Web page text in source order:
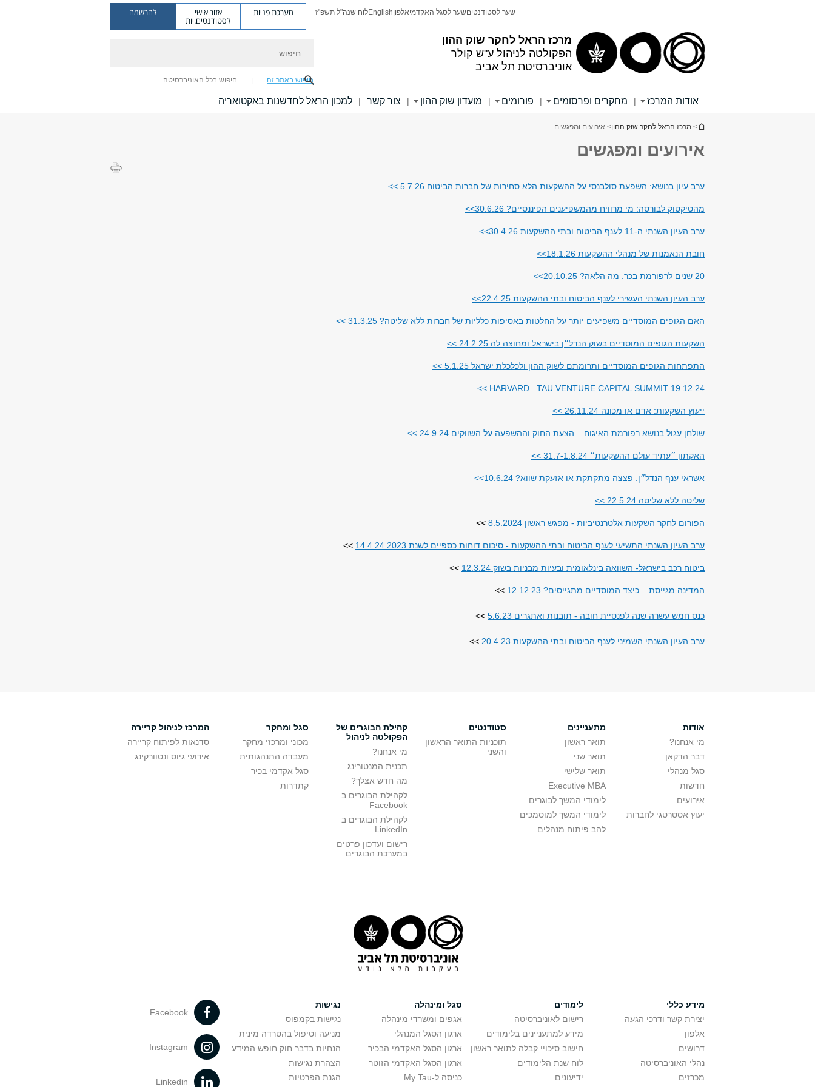
מרכז הראל לחקר שוק ההון
הפקולטה לניהול ע"ש קולר
אוניברסיטת תל אביב
שער לסטודנטיםשער לסגל האקדמיאלפוןEnglishלוח שנה"ל תשפ"ז מערכת פניות אזור אישי
לסטודנטים.יות
להרשמה
חיפוש באתר זה חיפוש בכל האוניברסיטה
אודות המרכז | מחקרים ופרסומים | פורומים | מועדון שוק ההון | צור קשר | למכון הראל לחדשנות באקטואריה
הינך נמצא כאן
> מרכז הראל לחקר שוק ההון> אירועים ומפגשים
אירועים ומפגשים
ערב עיון בנושא: השפעת סולבנסי על ההשקעות הלא סחירות של חברות הביטוח 5.7.26 >>
מהטיקטוק לבורסה: מי מרוויח מהמשפיענים הפיננסיים? 30.6.26>>
ערב העיון השנתי ה-11 לענף הביטוח ובתי ההשקעות 30.4.26>>
חובת הנאמנות של מנהלי ההשקעות 18.1.26>>
20 שנים לרפורמת בכר: מה הלאה? 20.10.25>>
ערב העיון השנתי העשירי לענף הביטוח ובתי ההשקעות 22.4.25>>
האם הגופים המוסדיים משפיעים יותר על החלטות באסיפות כלליות של חברות ללא שליטה? 31.3.25 >>
השקעות הגופים המוסדיים בשוק הנדל״ן בישראל ומחוצה לה 24.2.25 >>
התפתחות הגופים המוסדיים ותרומתם לשוק ההון ולכלכלת ישראל 5.1.25 >>
HARVARD –TAU VENTURE CAPITAL SUMMIT 19.12.24 >>
ייעוץ השקעות: אדם או מכונה 26.11.24 >>
שולחן עגול בנושא רפורמת האיגוח – הצעת החוק וההשפעה על השווקים 24.9.24 >>
האקתון ״עתיד עולם ההשקעות״ 31.7-1.8.24 >>
אשראי ענף הנדל״ן: פצצה מתקתקת או אזעקת שווא? 10.6.24>>
שליטה ללא שליטה
הפורום לחקר השקעות אלטרנטיביות - מפגש ראשון 8.5.2024 >>
ערב העיון השנתי התשיעי לענף הביטוח ובתי ההשקעות - סיכום דוחות כספיים לשנת 2023 14.4.24 >>
ביטוח רכב בישראל- השוואה בינלאומית ובעיות מבניות בשוק 12.3.24 >>
המדינה מגייסת – כיצד המוסדיים מתגייסים? 12.12.23 >>
כנס חמש עשרה שנה לפנסיית חובה - תובנות ואתגרים 5.6.23 >>
ערב העיון השנתי השמיני לענף הביטוח ובתי ההשקעות 20.4.23 >>
אודות
מי אנחנו?
דבר הדקאן
סגל מנהלי
חדשות
אירועים
יעוץ אסטרטגי לחברות
מתעניינים
תואר ראשון
תואר שני
תואר שלישי
Executive MBA
לימודי המשך לבוגרים
לימודי המשך למוסמכים
להב פיתוח מנהלים
סטודנטים
תוכניות התואר הראשון
והשני
קהילת הבוגרים של
הפקולטה לניהול
מי אנחנו?
תכנית המנטורינג
מה חדש אצלך?
לקהילת הבוגרים ב
Facebook
לקהילת הבוגרים ב
LinkedIn
רישום ועדכון פרטים
במערכת הבוגרים
סגל ומחקר
מכוני ומרכזי מחקר
מעבדה התנהגותית
סגל אקדמי בכיר
קתדרות
המרכז לניהול קריירה
סדנאות לפיתוח קריירה
אירועי גיוס ונטוורקינג
מידע כללי
יצירת קשר ודרכי הגעה
אלפון
דרושים
נהלי האוניברסיטה
מכרזים
לימודים
רישום לאוניברסיטה
מידע למתעניינים בלימודים
חישוב סיכויי קבלה לתואר ראשון
לוח שנת הלימודים
ידיעונים
סגל ומינהלה
אגפים ומשרדי מינהלה
ארגון הסגל המנהלי
ארגון הסגל האקדמי הבכיר
ארגון הסגל האקדמי הזוטר
כניסה ל-My Tau
נגישות
נגישות בקמפוס
מניעה וטיפול בהטרדה מינית
הנחיות בדבר חוק חופש המידע
הצהרת נגישות
הגנת הפרטיות
Facebook
Instagram
Linkedin